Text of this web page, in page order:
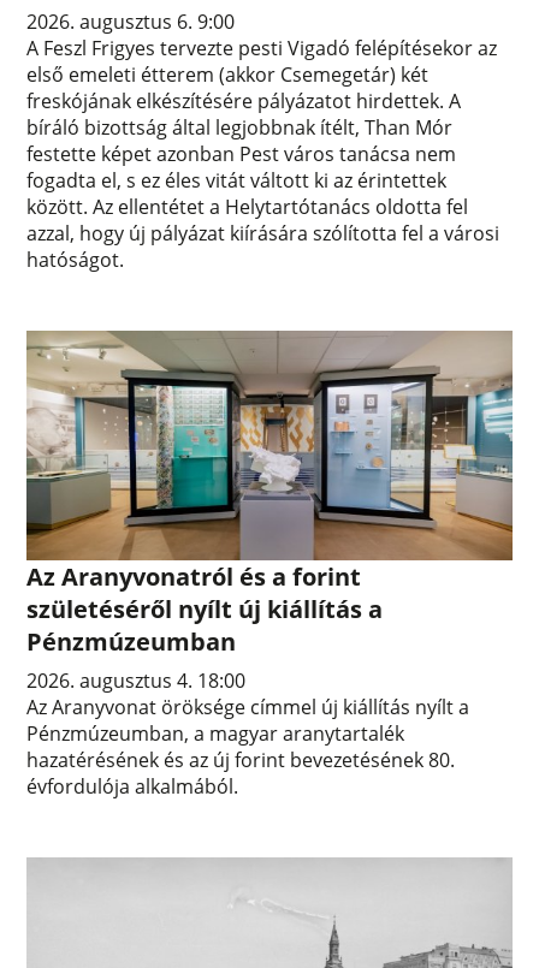
2026. augusztus 6. 9:00
A Feszl Frigyes tervezte pesti Vigadó felépítésekor az
első emeleti étterem (akkor Csemegetár) két
freskójának elkészítésére pályázatot hirdettek. A
bíráló bizottság által legjobbnak ítélt, Than Mór
festette képet azonban Pest város tanácsa nem
fogadta el, s ez éles vitát váltott ki az érintettek
között. Az ellentétet a Helytartótanács oldotta fel
azzal, hogy új pályázat kiírására szólította fel a városi
hatóságot.
Az Aranyvonatról és a forint
születéséről nyílt új kiállítás a
Pénzmúzeumban
2026. augusztus 4. 18:00
Az Aranyvonat öröksége címmel új kiállítás nyílt a
Pénzmúzeumban, a magyar aranytartalék
hazatérésének és az új forint bevezetésének 80.
évfordulója alkalmából.